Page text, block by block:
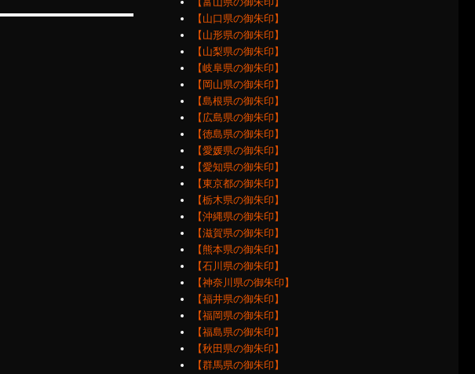
【山口県の御朱印】
【山形県の御朱印】
【山梨県の御朱印】
【岐阜県の御朱印】
【岡山県の御朱印】
【島根県の御朱印】
【広島県の御朱印】
【徳島県の御朱印】
【愛媛県の御朱印】
【愛知県の御朱印】
【東京都の御朱印】
【栃木県の御朱印】
【沖縄県の御朱印】
【滋賀県の御朱印】
【熊本県の御朱印】
【石川県の御朱印】
【神奈川県の御朱印】
【福井県の御朱印】
【福岡県の御朱印】
【福島県の御朱印】
【秋田県の御朱印】
【群馬県の御朱印】